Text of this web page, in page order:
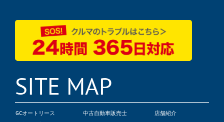
SITE MAP
GCオートリース
中古自動車販売士
店舗紹介